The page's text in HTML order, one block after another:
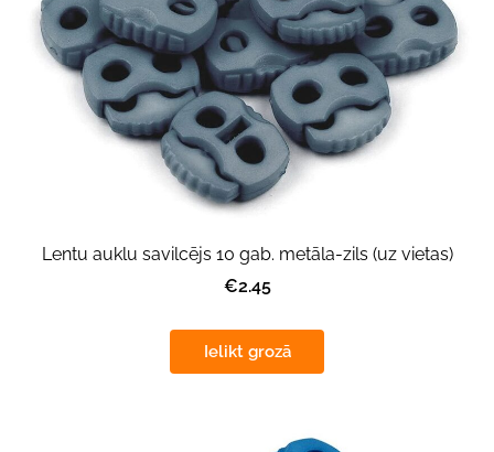
Lentu auklu savilcējs 10 gab. metāla-zils (uz vietas)
€2.45
Ielikt grozā